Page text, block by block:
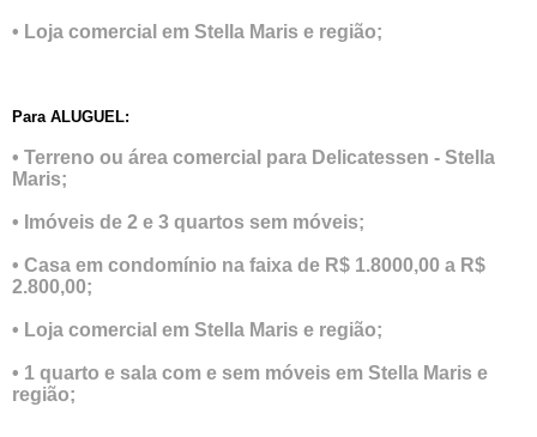
• Loja comercial em Stella Maris e região;
Para ALUGUEL:
• Terreno ou área comercial para Delicatessen - Stella
Maris;
• Imóveis de 2 e 3 quartos sem móveis;
• Casa em condomínio na faixa de R$ 1.8000,00 a R$
2.800,00;
• Loja comercial em Stella Maris e região;
• 1 quarto e sala com e sem móveis em Stella Maris e
região;